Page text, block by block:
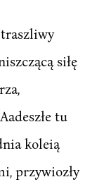
siłę
tu
koleią
przywiozły